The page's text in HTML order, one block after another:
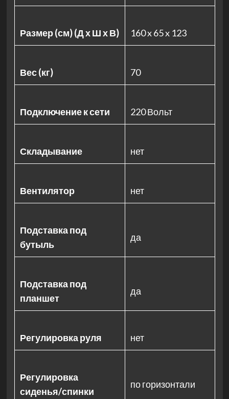
Размер (см) (Д х Ш х В) 160 x 65 x 123
Вес (кг) 70
Подключение к сети 220 Вольт
Складывание нет
Вентилятор нет
Подставка под
бутыль
да
Подставка под
планшет
да
Регулировка руля нет
Регулировка
сиденья/спинки
по горизонтали